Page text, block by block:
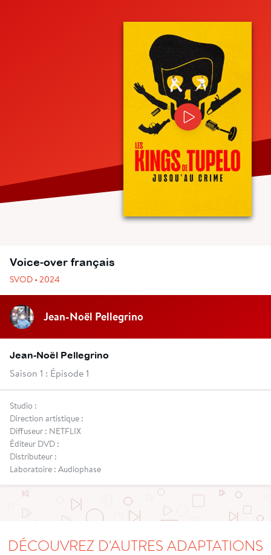
Voice-over français
SVOD • 2024
Jean-Noël Pellegrino
Jean-Noël Pellegrino
Saison 1 : Épisode 1
Studio :
Direction artistique :
Diffuseur : NETFLIX
Éditeur DVD :
Distributeur :
Laboratoire : Audiophase
DÉCOUVREZ D'AUTRES ADAPTATIONS